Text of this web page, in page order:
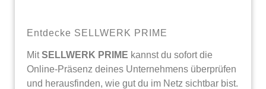
Entdecke SELLWERK PRIME
MitSELLWERK PRIME kannst du sofort die
Online-Präsenz deines Unternehmens überprüfen
und herausfinden, wie gut du im Netz sichtbar bist.